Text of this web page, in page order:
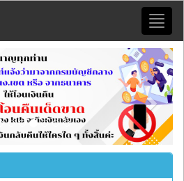
Next